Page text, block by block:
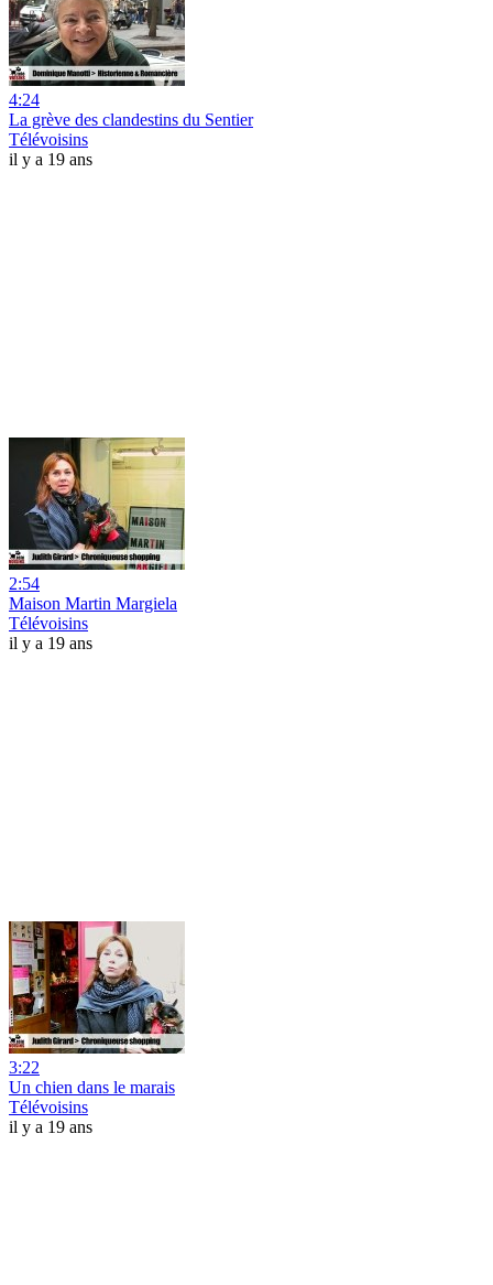
4:24
La grève des clandestins du Sentier
Télévoisins
il y a 19 ans
2:54
Maison Martin Margiela
Télévoisins
il y a 19 ans
3:22
Un chien dans le marais
Télévoisins
il y a 19 ans